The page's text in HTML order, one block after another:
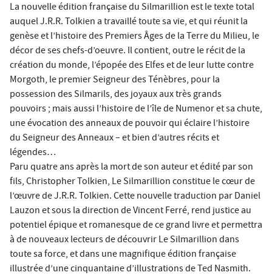
La nouvelle édition française du Silmarillion est le texte total
auquel J.R.R. Tolkien a travaillé toute sa vie, et qui réunit la
genèse et l’histoire des Premiers Âges de la Terre du Milieu, le
décor de ses chefs-d’oeuvre. Il contient, outre le récit de la
création du monde, l’épopée des Elfes et de leur lutte contre
Morgoth, le premier Seigneur des Ténèbres, pour la
possession des Silmarils, des joyaux aux très grands
pouvoirs ; mais aussi l’histoire de l’île de Numenor et sa chute,
une évocation des anneaux de pouvoir qui éclaire l’histoire
du Seigneur des Anneaux – et bien d’autres récits et
légendes…
Paru quatre ans après la mort de son auteur et édité par son
fils, Christopher Tolkien, Le Silmarillion constitue le cœur de
l’œuvre de J.R.R. Tolkien. Cette nouvelle traduction par Daniel
Lauzon et sous la direction de Vincent Ferré, rend justice au
potentiel épique et romanesque de ce grand livre et permettra
à de nouveaux lecteurs de découvrir Le Silmarillion dans
toute sa force, et dans une magnifique édition française
illustrée d’une cinquantaine d’illustrations de Ted Nasmith.